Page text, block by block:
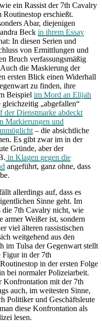
ein Rassist der 7th Cavalry
Routinestop erschießt.
Abar, diejenigen
Beck in ihrem Essay
In diesen Serien und
von Ermittlungen und
Bruch verfassungsmäßig
die Maskierung der
ersten Blick einen Widerhall
zu finden, ihre
Beispiel im Mord an Elijah
„abgefallen“
der Dienstmarke abdeckt
Markierungen und
– die absichtliche
Es gibt zwar im in der
Gründe, aber der
in Klagen gegen die
angeführt, ganz ohne, dass
allerdings auf, dass es
Sinne geht. Im
die 7th Cavalry nicht, wie
armer Weißer ist, sondern
viel älteren rassistischen
weitgehend aus den
im Tulsa der Gegenwart stellt
Figur in der 7th
in der ersten Folge
bei normaler Polizeiarbeit.
Konfrontation mit der 7th
auch, im weitesten Sinne,
Politiker und Geschäftsleute
diese Konfrontation als
lesen.